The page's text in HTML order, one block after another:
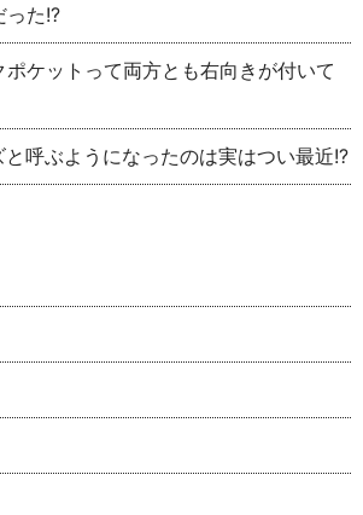
った!?
ポケットって両方とも右向きが付いて
と呼ぶようになったのは実はつい最近!?